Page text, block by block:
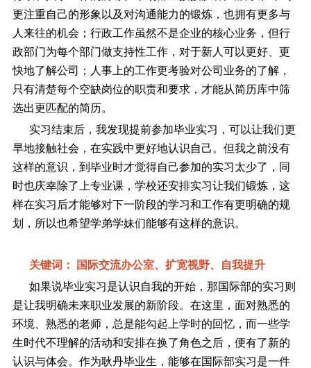
更注重自己的形象以及对沟通能力的锻炼，也拥有更多与
人来往的机会；行政工作虽然不是企业的核心业务，但行
政部门为每个部门做支持性工作，对于新人可以更好、更
快地了解公司；人事上的工作更考验对公司业务的了解，
只有清楚每个空缺岗位的职责和要求，才能从简历库中筛
选出更匹配的简历。
实习结束后，我发现提前参加毕业实习，可以让我们更
早地接触社会，在实践中更好地认识自己。但我之前没有
这样的意识，到毕业时才觉得自己参加的实习太少了，同
时也庆幸除了上专业课，学校还安排实习让我们锻炼，这
样在实习后才能够对下一阶段的学习和工作有更明确的规
划，所以也希望学弟学妹们能够有这样的意识。
关键词： 国际交流办公室、扩宽视野、自我提升
如果说毕业实习是认识自我的开始，那国际部的实习则
是让我明确未来职业发展的新阶段。在这里，面对熟悉的
环境、熟悉的老师，总是能勾起上学时的回忆，而一些学
生时代不理解的活动和安排在换了角色之后，便有了新的
认识与体会。作为耿丹毕业生，能够在国际部实习是一件